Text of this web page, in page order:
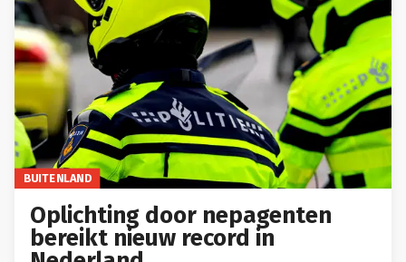
BUITENLAND
Oplichting door nepagenten
bereikt nieuw record in